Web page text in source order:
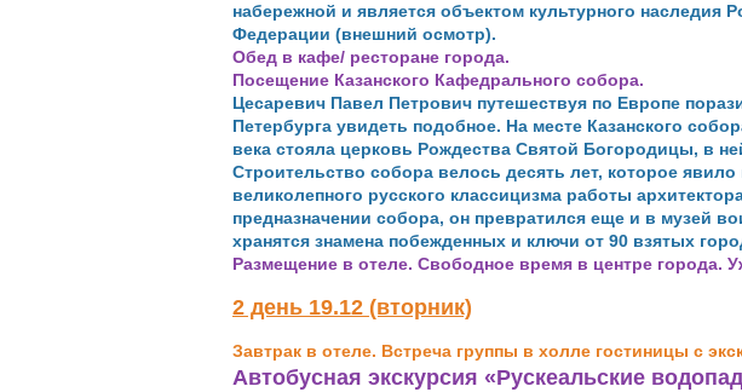
набережной и является объектом культурного наследия
Федерации (внешний осмотр).
Обед в кафе/ ресторане города.
Посещение Казанского Кафедрального собора.
Цесаревич Павел Петрович путешествуя по Европе
Петербурга увидеть подобное. На месте Казанского
века стояла церковь Рождества Святой Богородицы, в
Строительство собора велось десять лет, которое
великолепного русского классицизма работы
предназначении собора, он превратился еще и в музей
хранятся знамена побежденных и ключи от 90 взятых
Размещение в отеле. Свободное время в центре города.
2 день 19.12 (вторник)
Завтрак в отеле. Встреча группы в холле гостиницы с
Автобусная экскурсия «Рускеальские